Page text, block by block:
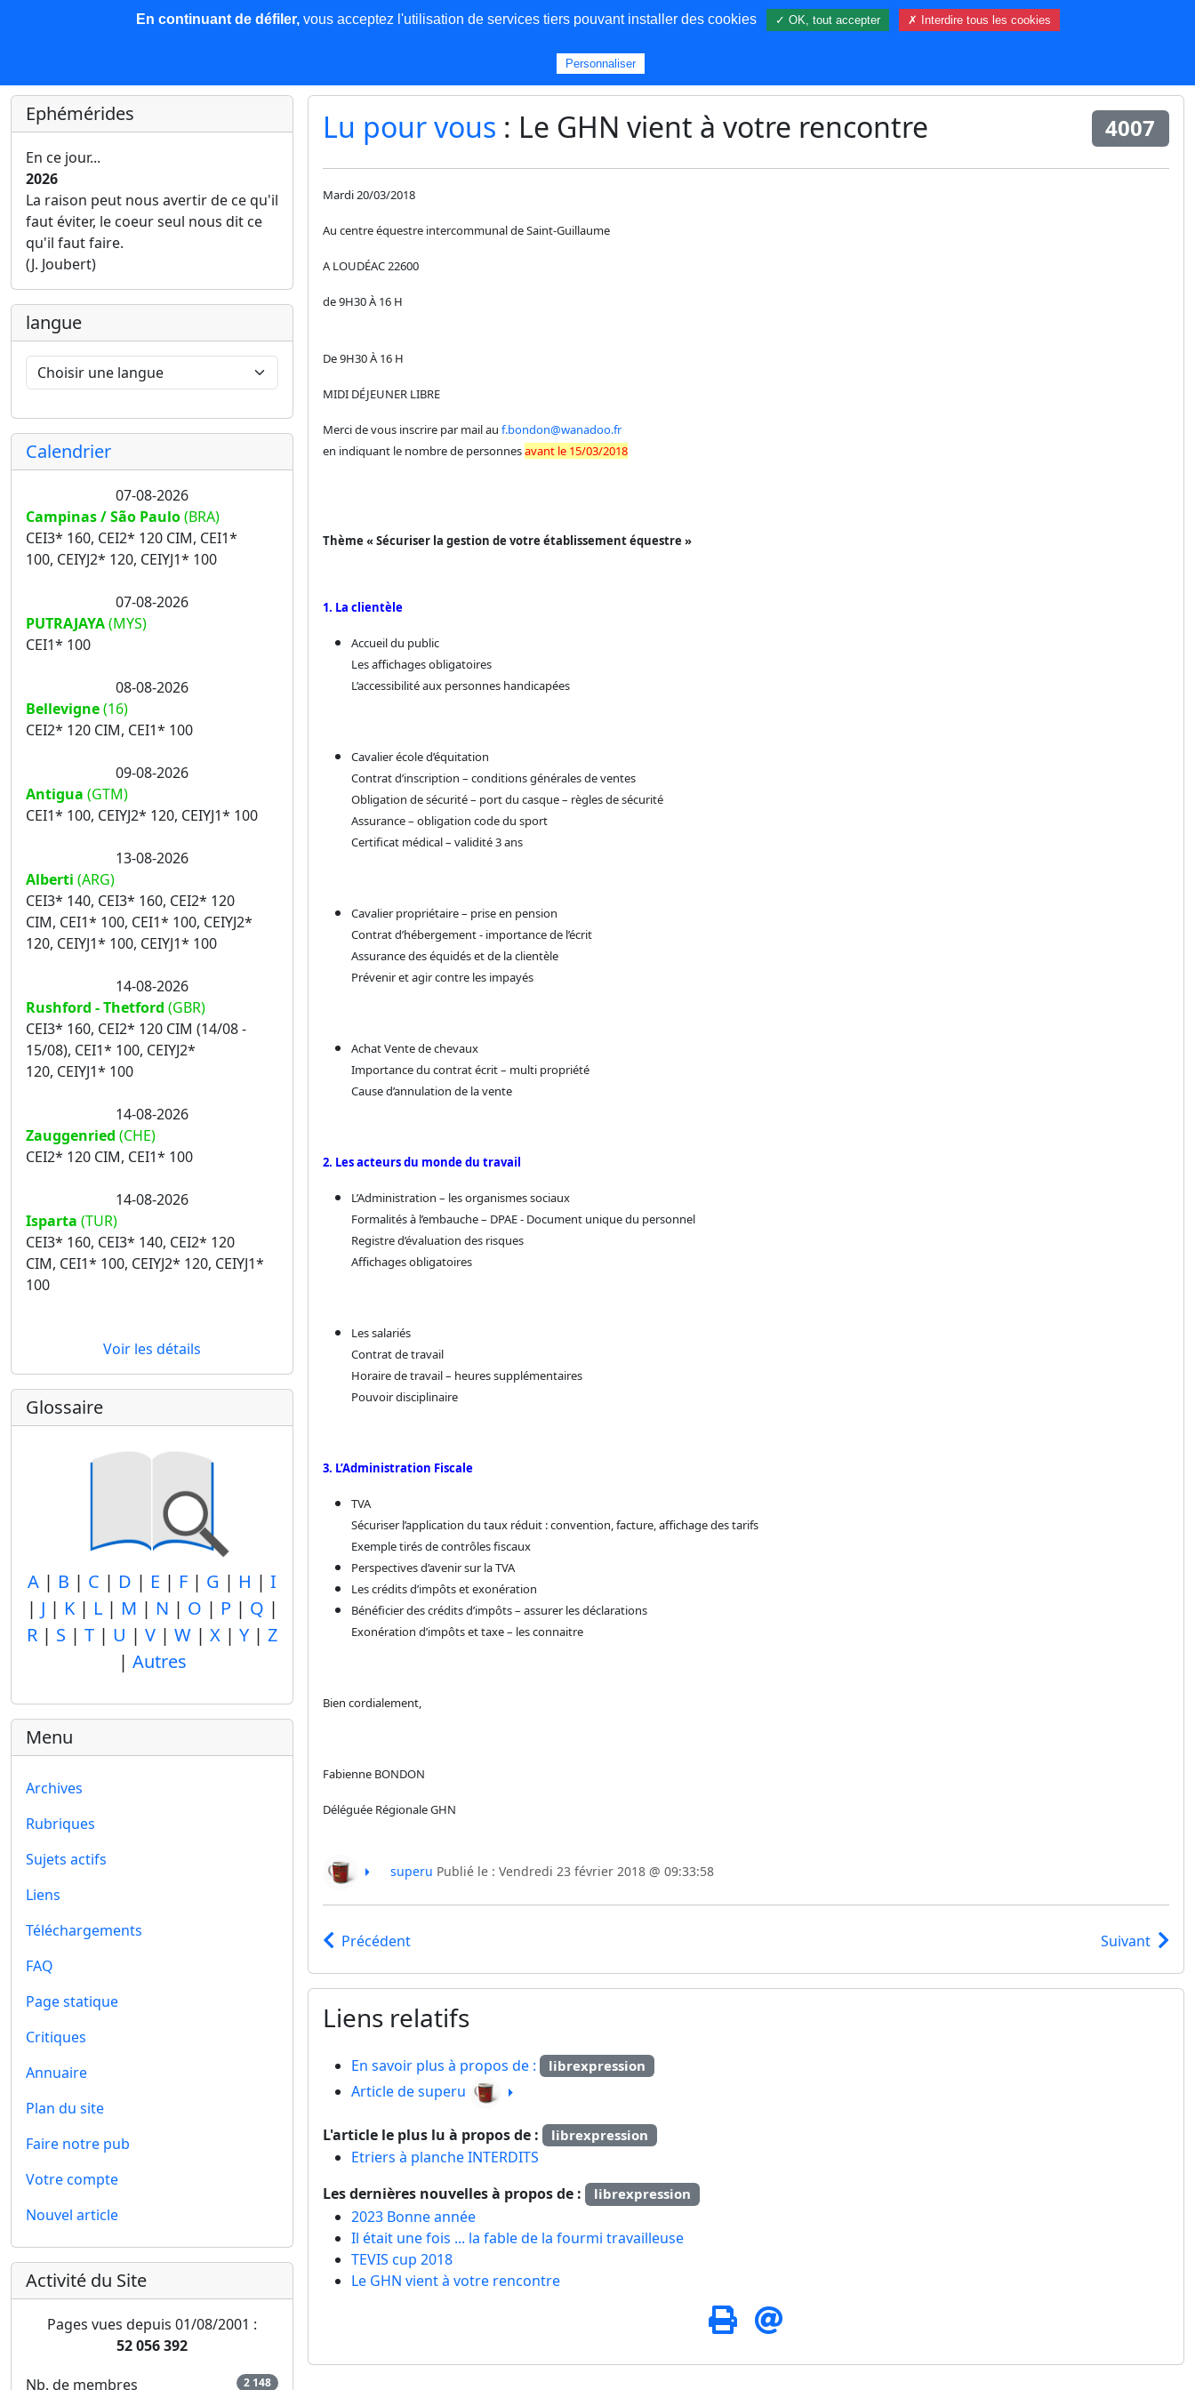
Les nouvelles Base de données Plus
Ephémérides
En ce jour...
2026
La raison peut nous avertir de ce qu'il
faut éviter, le coeur seul nous dit ce
qu'il faut faire.
(J. Joubert)
langue
Calendrier
07-08-2026
Campinas / São Paulo(BRA)
CEI3* 160, CEI2* 120 CIM, CEI1*
100, CEIYJ2* 120, CEIYJ1* 100
07-08-2026
PUTRAJAYA(MYS)
CEI1* 100
08-08-2026
Bellevigne(16)
CEI2* 120 CIM, CEI1* 100
09-08-2026
Antigua (GTM)
CEI1* 100, CEIYJ2* 120, CEIYJ1* 100
13-08-2026
Alberti (ARG)
CEI3* 140, CEI3* 160, CEI2* 120
CIM, CEI1* 100, CEI1* 100, CEIYJ2*
120, CEIYJ1* 100, CEIYJ1* 100
14-08-2026
Rushford - Thetford (GBR)
CEI3* 160, CEI2* 120 CIM (14/08 -
15/08), CEI1* 100, CEIYJ2*
120, CEIYJ1* 100
14-08-2026
Zauggenried (CHE)
CEI2* 120 CIM, CEI1* 100
14-08-2026
Isparta (TUR)
CEI3* 160, CEI3* 140, CEI2* 120
CIM, CEI1* 100, CEIYJ2* 120, CEIYJ1*
100
Voir les détails
Glossaire
A | B | C | D | E | F | G | H | I
| J | K| L| M | N | O | P | Q |
R | S | T | U | V | W | X | Y | Z
| Autres
Menu
Archives
Rubriques
Sujets actifs
Liens
Téléchargements
FAQ
Page statique
Critiques
Annuaire
Plan du site
Faire notre pub
Votre compte
Nouvel article
Activité du Site
Pages vues depuis 01/08/2001 :
52 056 392
Nb. de membres
2 148
Lu pour vous : Le GHN vient à votre rencontre 4007
Mardi 20/03/2018
Au centre équestre intercommunal de Saint-Guillaume
A LOUDÉAC 22600
de 9H30 À 16 H
De 9H30 À 16 H
MIDI DÉJEUNER LIBRE
Merci de vous inscrire par mail au f.bondon@wanadoo.fr
en indiquant le nombre de personnesavant le 15/03/2018
Thème « Sécuriser la gestion de votre établissement équestre »
1. La clientèle
Accueil du public
Les affichages obligatoires
L’accessibilité aux personnes handicapées
Cavalier école d’équitation
Contrat d’inscription – conditions générales de ventes
Obligation de sécurité – port du casque – règles de sécurité
Assurance – obligation code du sport
Certificat médical – validité 3 ans
Cavalier propriétaire – prise en pension
Contrat d’hébergement - importance de l’écrit
Assurance des équidés et de la clientèle
Prévenir et agir contre les impayés
Achat Vente de chevaux
Importance du contrat écrit – multi propriété
Cause d’annulation de la vente
2. Les acteurs du monde du travail
L’Administration – les organismes sociaux
Formalités à l’embauche – DPAE - Document unique du personnel
Registre d’évaluation des risques
Affichages obligatoires
Les salariés
Contrat de travail
Horaire de travail – heures supplémentaires
Pouvoir disciplinaire
3. L’Administration Fiscale
TVA
Sécuriser l’application du taux réduit : convention, facture, affichage des tarifs
Exemple tirés de contrôles fiscaux
Perspectives d’avenir sur la TVA
Les crédits d’impôts et exonération
Bénéficier des crédits d’impôts – assurer les déclarations
Exonération d’impôts et taxe – les connaitre
Bien cordialement,
Fabienne BONDON
Déléguée Régionale GHN
superu Publié le : Vendredi 23 février 2018 @ 09:33:58
Précédent Suivant
Liens relatifs
En savoir plus à propos de : librexpression
Article de superu
L'article le plus lu à propos de : librexpression
Etriers à planche INTERDITS
Les dernières nouvelles à propos de :
librexpression
2023 Bonne année
Il était une fois ... la fable de la fourmi travailleuse
TEVIS cup 2018
Le GHN vient à votre rencontre
En continuant de défiler,vous acceptez l'utilisation de services tiers pouvant installer des cookies ✓ OK, tout accepter ✗ Interdire tous les cookies
Personnaliser